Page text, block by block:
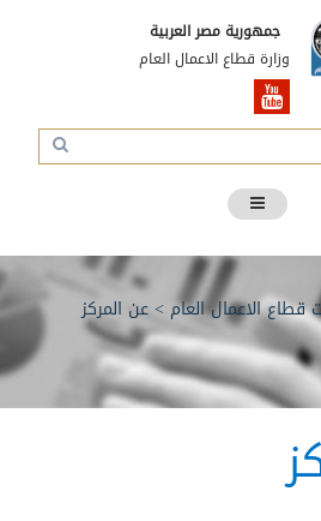
جمهورية مصر العربية
وزارة قطاع الاعمال العام
قطاع الاعمال العام >عن المركز